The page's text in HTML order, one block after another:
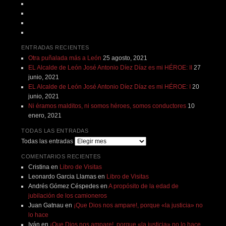
ENTRADAS RECIENTES
Otra puñalada más a León 25 agosto, 2021
EL Alcalde de León José Antonio Díez Díaz es mi HÉROE: II
27
junio, 2021
EL Alcalde de León José Antonio Díez Díaz es mi HÉROE: I
20
junio, 2021
Ni éramos malditos, ni somos héroes, somos conductores 10
enero, 2021
TODAS LAS ENTRADAS
Todas las entradas
COMENTARIOS RECIENTES
Cristinaen Libro de Visitas
Leonardo Garcia Llamasen Libro de Visitas
Andrés Gómez Céspedesen A propósito de la edad de
jubilación de los camioneros
Juan Gatnau en ¡Que Dios nos ampare!, porque «la justicia» no
lo hace